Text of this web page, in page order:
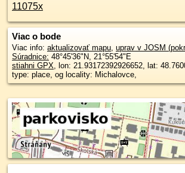
11075x
Viac o bode
Viac info: aktualizovať mapu, uprav v JOSM
Súradnice: 48°45'36"N, 21°55'54"E
stiahni GPX, lon: 21.93172392926652, lat:
type: place, og locality: Michalovce,